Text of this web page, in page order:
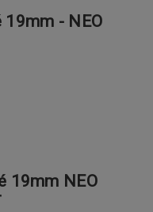
19mm - NEO
19mm NEO